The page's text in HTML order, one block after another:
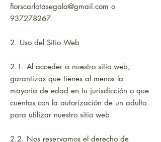
florscarlotasegala@gmail.com o
937278267.
2. Uso del Sitio Web
2.1. Al acceder a nuestro sitio web,
garantizas que tienes al menos la
mayoría de edad en tu jurisdicción o que
cuentas con la autorización de un adulto
para utilizar nuestro sitio web.
2.2. Nos reservamos el derecho de